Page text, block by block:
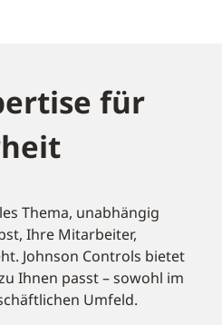
für
Thema, unabhängig
Ihre Mitarbeiter,
Johnson Controls bietet
Ihnen passt – sowohl im
Umfeld.